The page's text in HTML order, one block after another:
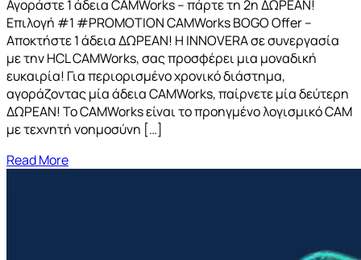
Αγοράστε 1 άδεια CAMWorks – πάρτε τη 2η ΔΩΡΕΑΝ!
Επιλογή #1 #PROMOTION CAMWorks BOGO Offer –
Αποκτήστε 1 άδεια ΔΩΡΕΑΝ! Η INNOVERA σε συνεργασία
με την HCL CAMWorks, σας προσφέρει μια μοναδική
ευκαιρία! Για περιορισμένο χρονικό διάστημα,
αγοράζοντας μία άδεια CAMWorks, παίρνετε μία δεύτερη
ΔΩΡΕΑΝ! Το CAMWorks είναι το προηγμένο λογισμικό CAM
με τεχνητή νοημοσύνη […]
Read More